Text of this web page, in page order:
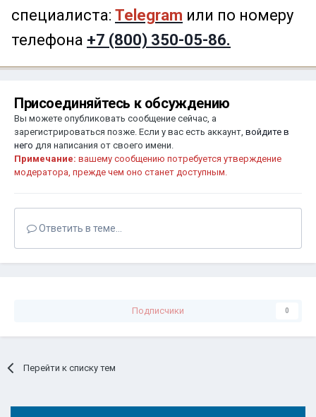
специалиста: Telegram или по номеру
телефона +7 (800) 350-05-86.
Присоединяйтесь к обсуждению
Вы можете опубликовать сообщение сейчас, а
зарегистрироваться позже. Если у вас есть аккаунт, войдите в
него для написания от своего имени.
Примечание: вашему сообщению потребуется утверждение
модератора, прежде чем оно станет доступным.
Ответить в теме...
Подписчики 0
Перейти к списку тем